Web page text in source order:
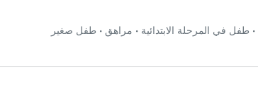
• طفل في المرحلة الابتدائية • مراهق • طفل صغير